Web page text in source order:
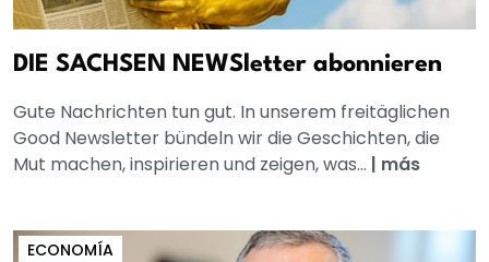
DIE SACHSEN NEWSletter abonnieren
Gute Nachrichten tun gut. In unserem freitäglichen
Good Newsletter bündeln wir die Geschichten, die
Mut machen, inspirieren und zeigen, was... | más
ECONOMÍA